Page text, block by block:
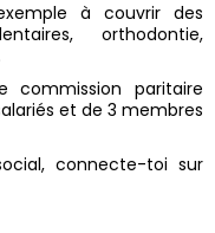
à couvrir des
orthodontie,
paritaire
et de 3 membres
connecte-toi sur